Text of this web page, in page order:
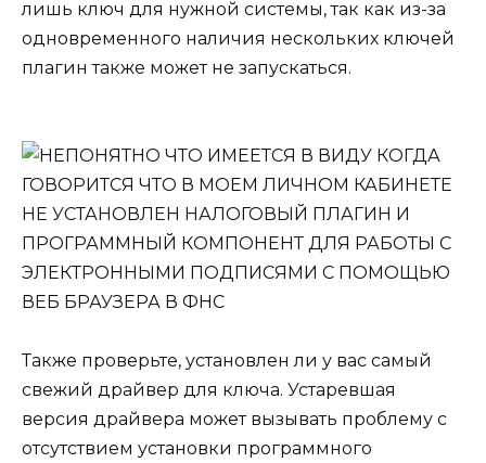
лишь ключ для нужной системы, так как из-за
одновременного наличия нескольких ключей
плагин также может не запускаться.
Также проверьте, установлен ли у вас самый
свежий драйвер для ключа. Устаревшая
версия драйвера может вызывать проблему с
отсутствием установки программного